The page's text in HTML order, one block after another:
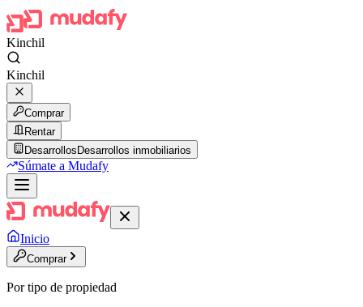
Kinchil
Kinchil
Comprar
Rentar
Desarrollos Desarrollos inmobiliarios
Súmate a Mudafy
Inicio
Comprar
Por tipo de propiedad